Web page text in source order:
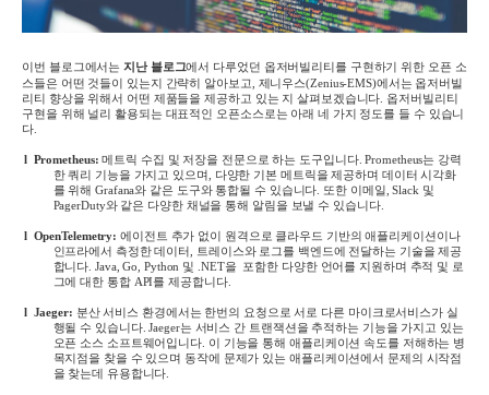
이번 블로그에서는지난 블로그에서 다루었던 옵저버빌리티를 구현하기 위한 오픈 소
스들은 어떤 것들이 있는지 간략히 알아보고 제니우스(Zenius-EMS)에서는 옵저버빌
리티 향상을 위해서 어떤 제품들을 제공하고 있는 지 살펴보겠습니다 옵저버빌리티
구현을 위해 널리 활용되는 대표적인 오픈소스로는 아래 네 가지 정도를 들 수 있습니
다
l Prometheus: 메트릭 수집 및 저장을 전문으로 하는 도구입니다. Prometheus는 강력
한 쿼리 기능을 가지고 있으며
다양한 기본 메트릭을 제공하며 데이터 시각화
를 위해 Grafana와 같은 도구와 통합될 수 있습니다 또한 이메일 , Slack 및
PagerDuty와 같은 다양한 채널을 통해 알림을 보낼 수 있습니다.
l OpenTelemetry: 에이전트 추가 없이 원격으로 클라우드 기반의 애플리케이션이나
인프라에서 측정한 데이터
트레이스와 로그를 백엔드에 전달하는 기술을 제공
합니다 . Java, Go, Python 및 .NET을 포함한 다양한 언어를 지원하며 추적 및 로
그에 대한 통합API를 제공합니다.
l Jaeger: 분산 서비스 환경에서는 한번의 요청으로 서로 다른 마이크로서비스가 실
행될 수 있습니다. Jaeger는 서비스 간 트랜잭션을 추적하는 기능을 가지고 있는
오픈 소스 소프트웨어입니다 이 기능을 통해 애플리케이션 속도를 저해하는 병
목지점을 찾을 수 있으며 동작에 문제가 있는 애플리케이션에서 문제의 시작점
을 찾는데 유용합니다